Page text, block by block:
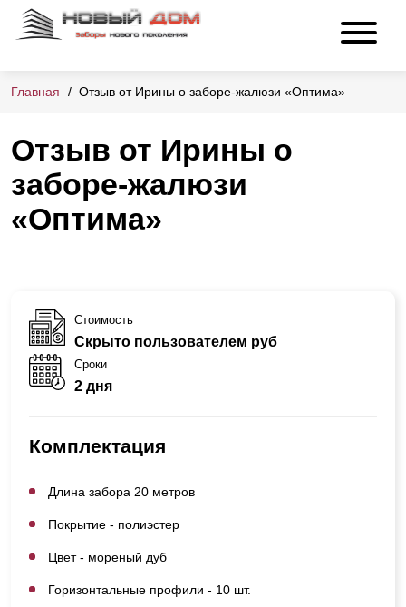
Главная Отзыв от Ирины о заборе-жалюзи «Оптима»
Отзыв от Ирины о
заборе-жалюзи
«Оптима»
Стоимость
Скрыто пользователем руб
Сроки
2 дня
Комплектация
Длина забора 20 метров
Покрытие - полиэстер
Цвет - мореный дуб
Горизонтальные профили - 10 шт.